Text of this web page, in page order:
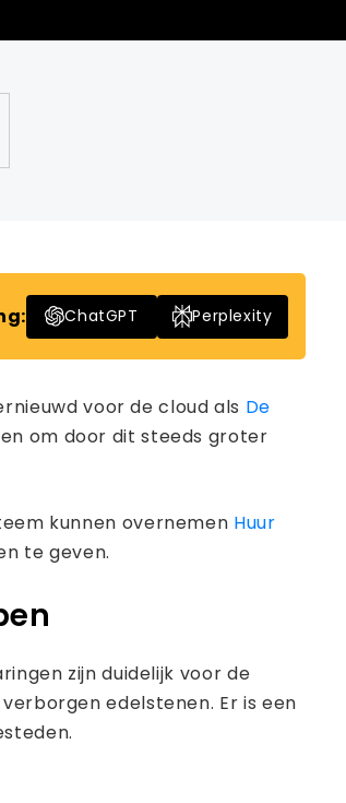
ChatGPT Perplexity
voor de cloud als De
om door dit steeds groter
kunnen overnemen Huur
te geven.
zijn duidelijk voor de
edelstenen. Er is een